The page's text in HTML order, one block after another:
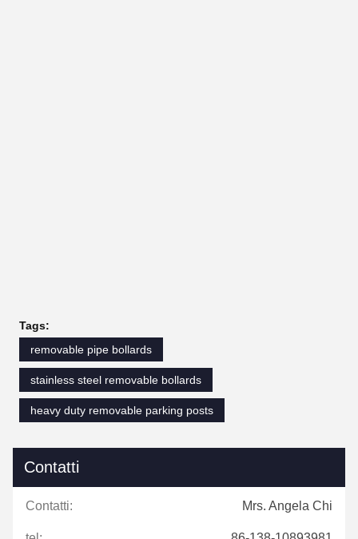
Tags:
removable pipe bollards
stainless steel removable bollards
heavy duty removable parking posts
Contatti
Contatti: Mrs. Angela Chi